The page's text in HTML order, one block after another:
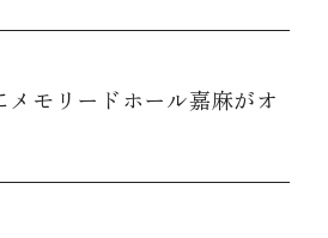
メモリードホール嘉麻がオ